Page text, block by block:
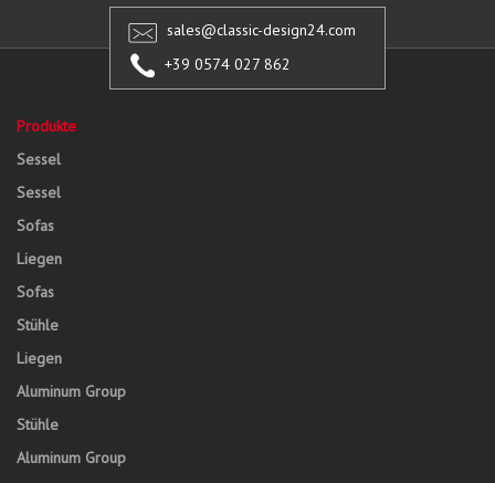
sales@classic-design24.com
+39 0574 027 862
Produkte
Sessel
Sessel
Sofas
Liegen
Sofas
Stühle
Liegen
Aluminum Group
Stühle
Aluminum Group